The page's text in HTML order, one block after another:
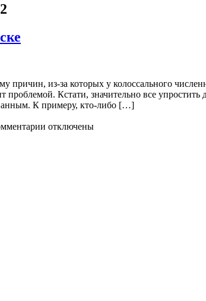
причин, из-за которых у колоссального
проблемой. Кстати, значительно все
К примеру, кто-либо […]
отключены